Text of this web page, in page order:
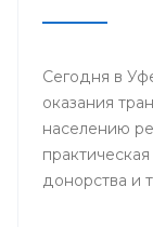
Сегодня в
оказания
населению
донорства и